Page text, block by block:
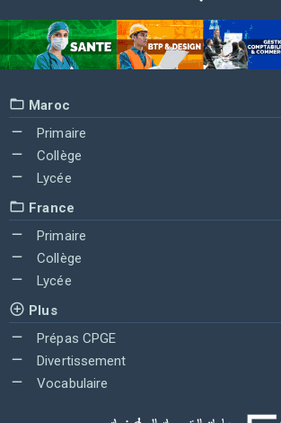
Maroc
Primaire
Collège
Lycée
France
Primaire
Collège
Lycée
Plus
Prépas CPGE
Divertissement
Vocabulaire